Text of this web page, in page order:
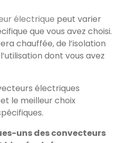
électrique peut varier
que vous avez choisi.
chauffée, de l’isolation
dont vous avez
électriques
le meilleur choix
uns des convecteurs